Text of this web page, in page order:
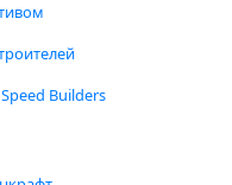
Builders